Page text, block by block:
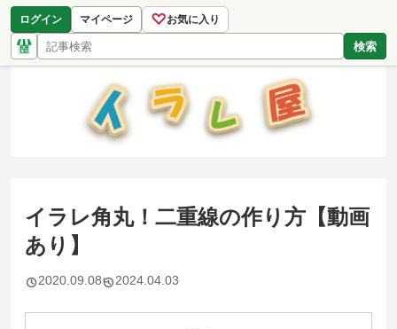
ログイン マイページ ♡お気に入り
検索
イラレ角丸！二重線の作り方【動画
あり】
2020.09.08 2024.04.03